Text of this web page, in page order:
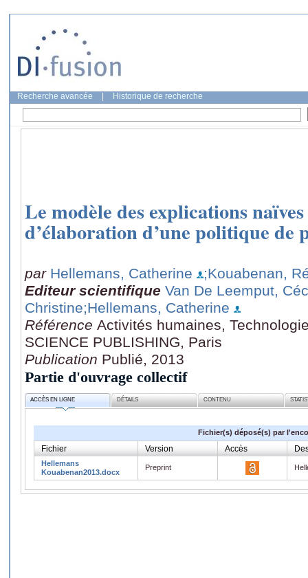
Recherche avancée Historique de recherche
Le modèle des explications
d’élaboration d’une politique de
par Hellemans, Catherine
;Kouabenan,
Editeur scientifique Van De Leemput,
Christine;Hellemans, Catherine
Référence Activités humaines,
SCIENCE PUBLISHING, Paris
Publication Publié, 2013
Partie d'ouvrage collectif
ACCÈS EN LIGNE DÉTAILS CONTENU
Fichier(s) déposé(s) par
Fichier Version Accès
Hellemans
Kouabenan2013.docx
Preprint